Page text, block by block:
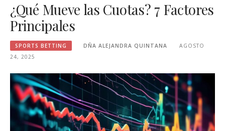
¿Qué Mueve las Cuotas? 7 Factores
Principales
SPORTS BETTING DÑA ALEJANDRA QUINTANA
AGOSTO
24, 2025